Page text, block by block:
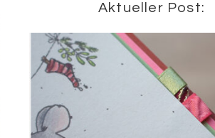
Aktueller Post: